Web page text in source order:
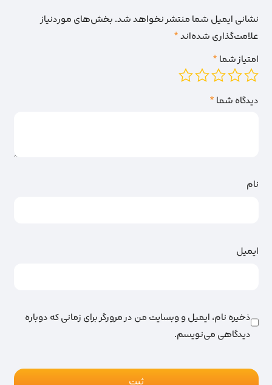
نشانی ایمیل شما منتشر نخواهد شد.بخش‌های موردنیاز
علامت‌گذاری شده‌اند*
امتیاز شما*
دیدگاه شما*
نام
ایمیل
ذخیره نام، ایمیل و وبسایت من در مرورگر برای زمانی که دوباره
دیدگاهی می‌نویسم.